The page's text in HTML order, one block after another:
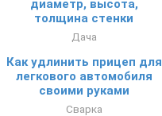
диаметр, высота,
толщина стенки
Дача
Как удлинить прицеп для
легкового автомобиля
своими руками
Сварка